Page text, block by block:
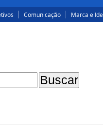
Comunicação Marca e